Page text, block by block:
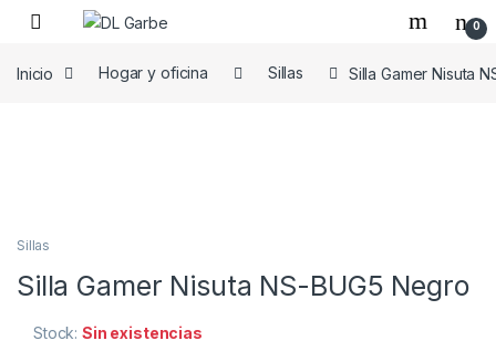
0
Inicio Hogar y oficina Sillas Silla Gamer Nisuta
Sillas
Silla Gamer Nisuta NS-BUG5 Negro
Stock:Sin existencias